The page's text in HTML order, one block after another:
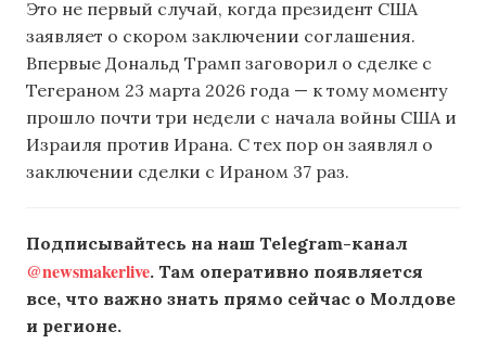
Это не первый случай, когда президент США
заявляет о скором заключении соглашения.
Впервые Дональд Трамп заговорил о сделке с
Тегераном 23 марта 2026 года — к тому моменту
прошло почти три недели с начала войны США и
Израиля против Ирана. С тех пор он заявлял о
заключении сделки с Ираном 37 раз.
Подписывайтесь на наш Telegram-канал
@newsmakerlive. Там оперативно появляется
все, что важно знать прямо сейчас о Молдове
и регионе.